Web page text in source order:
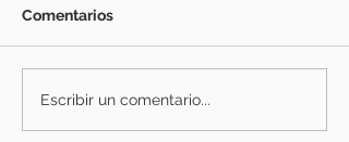
Comentarios
Escribir un comentario...